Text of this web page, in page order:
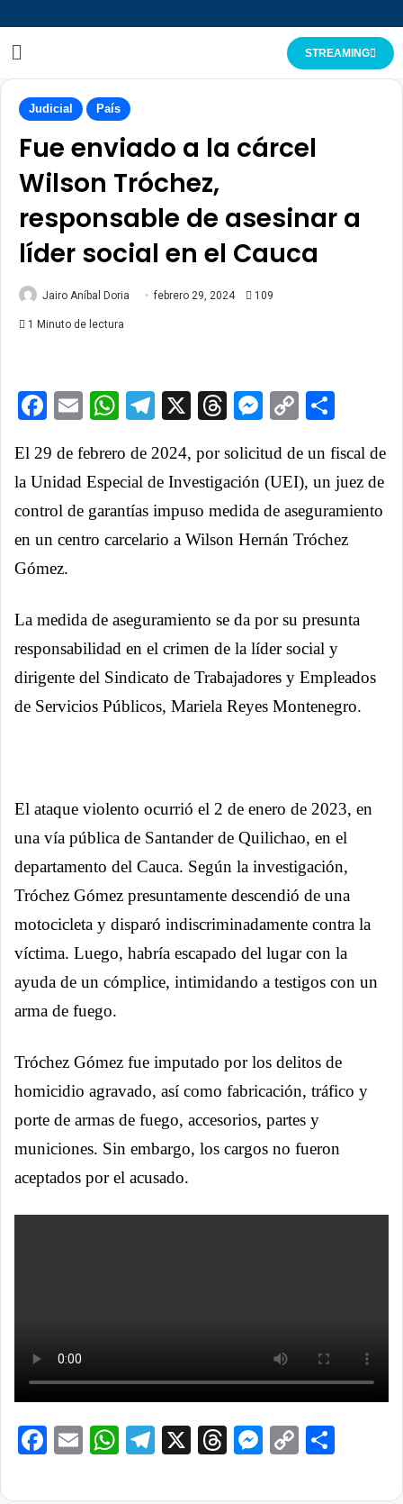
STREAMING
Judicial País
Fue enviado a la cárcel
Wilson Tróchez,
responsable de asesinar a
líder social en el Cauca
Jairo Aníbal Doria febrero 29, 2024 109
1 Minuto de lectura
Facebook
EmailWhatsApp
Telegram
X ThreadsCopy
El 29 de febrero de 2024, por solicitud de un fiscal de
la Unidad Especial de Investigación (UEI), un juez de
control de garantías impuso medida de aseguramiento
en un centro carcelario a Wilson Hernán Tróchez
Gómez.
La medida de aseguramiento se da por su presunta
responsabilidad en el crimen de la líder social y
dirigente del Sindicato de Trabajadores y Empleados
de Servicios Públicos, Mariela Reyes Montenegro.
El ataque violento ocurrió el 2 de enero de 2023, en
una vía pública de Santander de Quilichao, en el
departamento del Cauca. Según la investigación,
Tróchez Gómez presuntamente descendió de una
motocicleta y disparó indiscriminadamente contra la
víctima. Luego, habría escapado del lugar con la
ayuda de un cómplice, intimidando a testigos con un
arma de fuego.
Tróchez Gómez fue imputado por los delitos de
homicidio agravado, así como fabricación, tráfico y
porte de armas de fuego, accesorios, partes y
municiones. Sin embargo, los cargos no fueron
aceptados por el acusado.
Facebook
EmailWhatsApp
Telegram
X ThreadsCopy